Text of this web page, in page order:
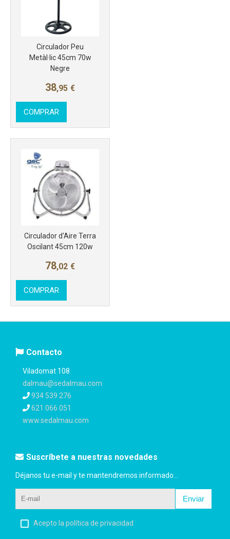
Circulador Peu
Metàl·lic 45cm 70w
Negre
38,95 €
COMPRAR
Circulador d'Aire Terra
Oscilant 45cm 120w
78,02 €
COMPRAR
Contacto
Viladomat 108
dalmau@sedalmau.com
934 539 276
621 066 051
www.sedalmau.com
Suscríbete a nuestras novedades
Déjanos tu e-mail y te mantendremos informado...
Enviar
Acepto la política de privacidad